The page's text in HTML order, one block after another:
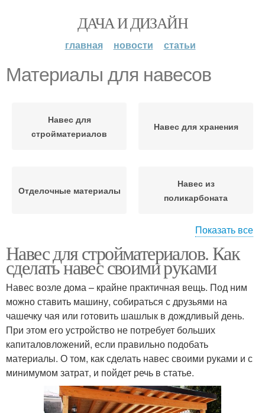
ДАЧА И ДИЗАЙН
главная новости статьи
Материалы для навесов
Навес для
стройматериалов
Навес для хранения
Отделочные материалы
Навес из
поликарбоната
Тент для навеса Тентовые навесы
Навесы для
автомобилей
Навесы из ткани
Навес из профильной
трубы
Показать все
Навес для стройматериалов. Как
сделать навес своими руками
Навес возле дома – крайне практичная вещь. Под ним
можно ставить машину, собираться с друзьями на
чашечку чая или готовить шашлык в дождливый день.
При этом его устройство не потребует больших
капиталовложений, если правильно подобать
материалы. О том, как сделать навес своими руками и с
минимумом затрат, и пойдет речь в статье.